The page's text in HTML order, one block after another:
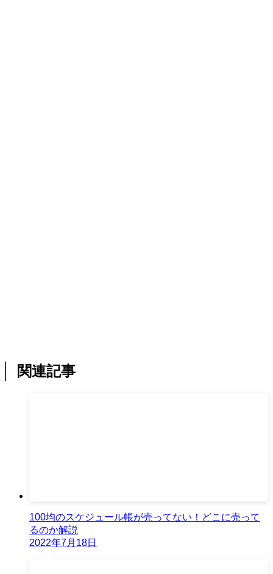
関連記事
100均のスケジュール帳が売ってない！どこに売って
るのか解説
2022年7月18日